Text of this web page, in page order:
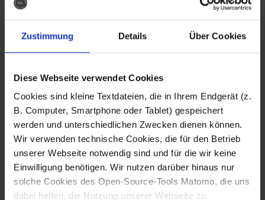
Zustimmung Details Über Cookies
Diese Webseite verwendet Cookies
Cookies sind kleine Textdateien, die in Ihrem Endgerät (z.
B. Computer, Smartphone oder Tablet) gespeichert
werden und unterschiedlichen Zwecken dienen können.
Wir verwenden technische Cookies, die für den Betrieb
unserer Webseite notwendig sind und für die wir keine
Einwilligung benötigen. Wir nutzen darüber hinaus nur
solche Cookies des Open-Source-Tools Matomo, die uns
dabei helfen, die Nutzung unserer Webseite zu
Fotografo: Lorenz
Sternbach
Download
Fotografo: Lorenz
Sternbach
Download